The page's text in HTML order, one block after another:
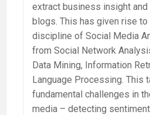
extract business insight
blogs. This has given rise to
discipline of Social Media
from Social Network
Data Mining, Information
Language Processing. This
fundamental challenges in
media – detecting